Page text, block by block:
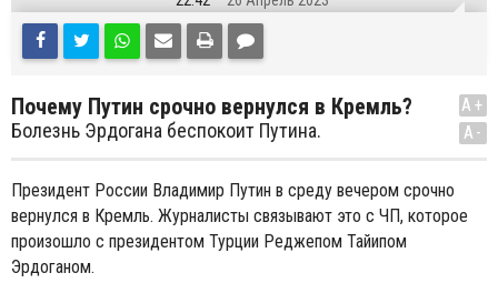
Почему Путин срочно вернулся в Кремль?
Болезнь Эрдогана беспокоит Путина.
A+
A-
Президент России Владимир Путин в среду вечером срочно
вернулся в Кремль. Журналисты связывают это с ЧП, которое
произошло с президентом Турции Реджепом Тайипом
Эрдоганом.